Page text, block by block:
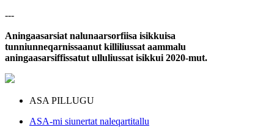
---
Aningaasarsiat nalunaarsorfiisa isikkuisa
tunniunneqarnissaanut killiliussat aammalu
aningaasarsiffissatut ulluliussat isikkui 2020-mut.
ASA PILLUGU
ASA-mi siunertat naleqartitallu